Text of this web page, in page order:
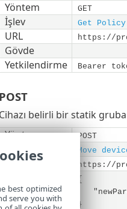
Yöntem
GET
İşlev Get Policy
URL https://
Gövde
Yetkilendirme
Bearer
POST
Cihazı belirli bir statik
Yöntem
POST
İşlev Move
URL https://
{
}
best optimized
serve you with